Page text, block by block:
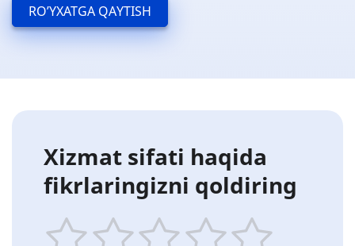
RO’YXATGA QAYTISH
Xizmat sifati haqida
fikrlaringizni qoldiring